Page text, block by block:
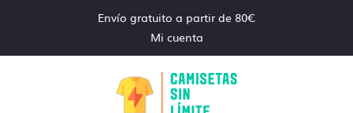
Envío gratuito a partir de 80€
Mi cuenta